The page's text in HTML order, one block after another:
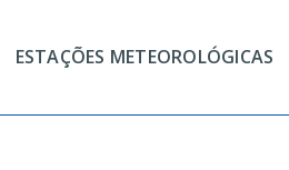
ESTAÇÕES METEOROLÓGICAS